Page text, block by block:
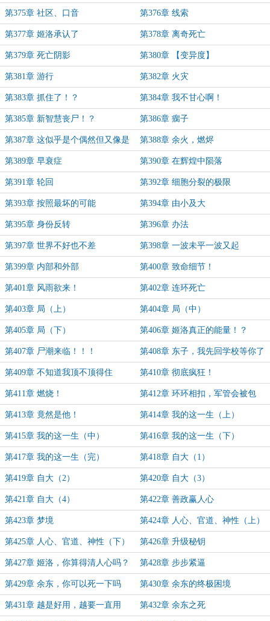
第375章 社区、口音 第376章 线索
第377章 姬洛承认了 第378章 离奇死亡
第379章 死亡阴影 第380章 【变异度】
第381章 游行 第382章 火灾
第383章 抓住了！？ 第384章 我不甘心啊！
第385章 新智慧丧尸！？ 第386章 瘸子
第387章 这似乎是个偶然但又像是
个必然
第388章 余火，燃烬
第389章 早衰症 第390章 在辉煌中陨落
第391章 轮回 第392章 细胞分裂的极限
第393章 按照最坏的可能 第394章 由小及大
第395章 身份反转 第396章 办法
第397章 世界不好也不差 第398章 一波未平一波又起
第399章 内部和外部 第400章 致命细节！
第401章 风雨欲来！ 第402章 连环死亡
第403章 局（上） 第404章 局（中）
第405章 局（下） 第406章 姬洛真正的能量！？
第407章 尸潮来临！！！ 第408章 东子，我先回学校等你了
第409章 不知道我顶不顶得住 第410章 彻底疯狂！
第411章 燃烧！ 第412章 环环相扣，军管会被包
围！
第413章 竟然是他！ 第414章 我的这一生（上）
第415章 我的这一生（中） 第416章 我的这一生（下）
第417章 我的这一生（完） 第418章 自大（1）
第419章 自大（2） 第420章 自大（3）
第421章 自大（4） 第422章 善政赢人心
第423章 梦境 第424章 人心、官道、神性（上）
第425章 人心、官道、神性（下） 第426章 升级秘钥
第427章 姬洛，你算得清人心吗？ 第428章 步步紧逼
第429章 余东，你可以死一下吗 第430章 余东的终极困境
第431章 越是好用，越要一直用 第432章 余东之死